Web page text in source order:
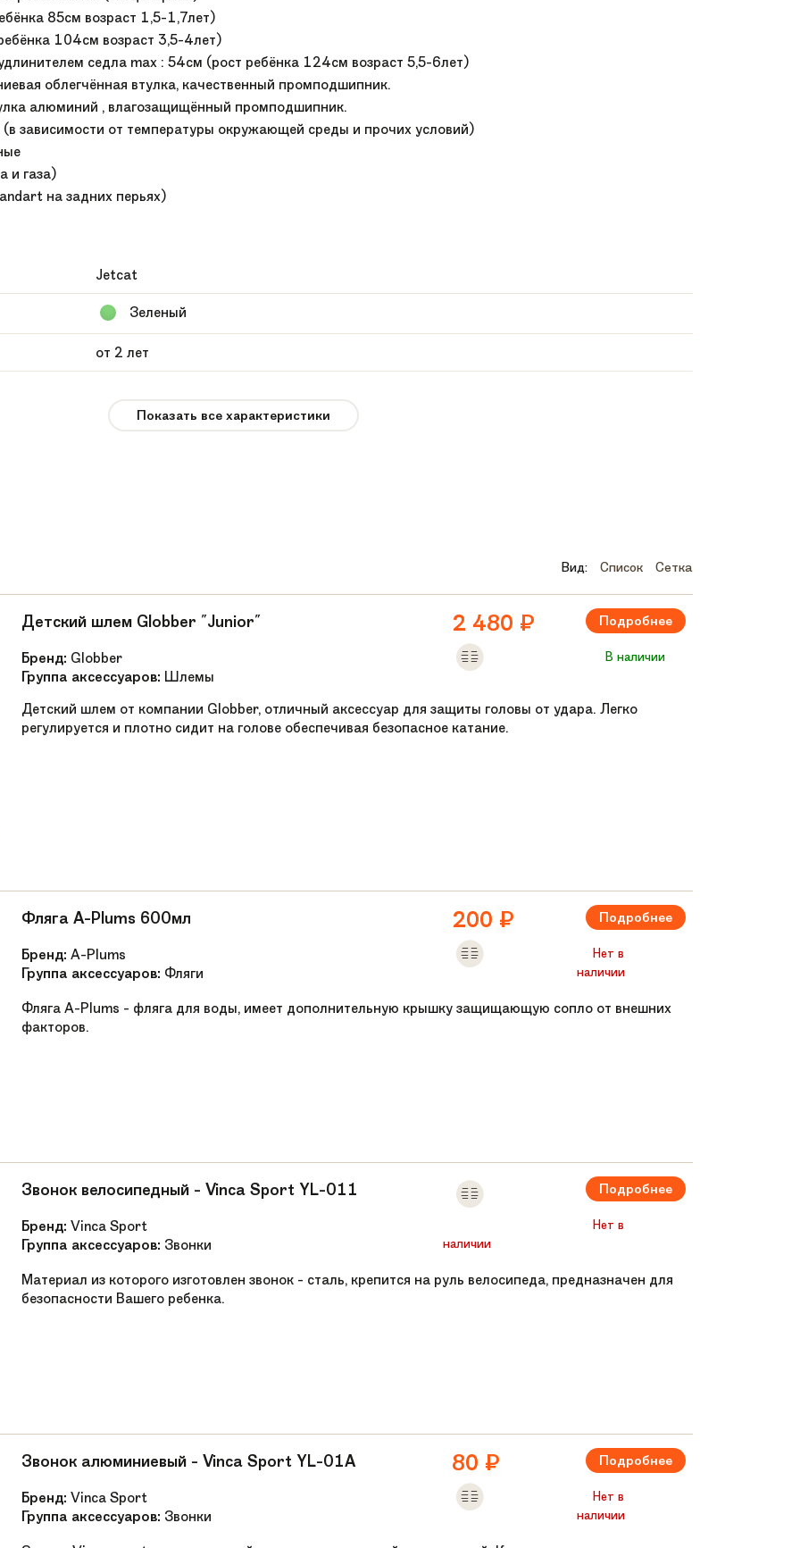
85см возраст 1,5-1,7лет)
104см возраст 3,5-4лет)
седла max : 54см (рост ребёнка 124см возраст 5,5-6лет)
облегчённая втулка, качественный промподшипник.
алюминий , влагозащищённый промподшипник.
(в зависимости от температуры окружающей среды и прочих условий)
и газа)
на задних перьях)
Jetcat
Зеленый
от 2 лет
12" SPORT SL AIR PRO
Y-образный с выносом
до 35 кг
Накладка подножка,защита на руль
Алюминий
от 47,5 до 51,5 см
от 85 см
Показать все характеристики
Вид: Список Сетка
Детский шлем Globber "Junior"
Бренд: Globber
Группа аксессуаров: Шлемы
2 480 ₽ Подробнее
В наличии
Детский шлем от компании Globber, отличный аксессуар для защиты головы от удара. Легко
регулируется и плотно сидит на голове обеспечивая безопасное катание.
Фляга A-Plums 600мл
Бренд: A-Plums
Группа аксессуаров: Фляги
200 ₽ Подробнее
Нет в
наличии
Фляга A-Plums - фляга для воды, имеет дополнительную крышку защищающую сопло от внешних
факторов.
Звонок велосипедный - Vinca Sport YL-011
Бренд: Vinca Sport
Группа аксессуаров: Звонки
Подробнее
Нет в
наличии
Материал из которого изготовлен звонок - сталь, крепится на руль велосипеда, предназначен для
безопасности Вашего ребенка.
Звонок алюминиевый - Vinca Sport YL-01A
Бренд: Vinca Sport
Группа аксессуаров: Звонки
80 ₽ Подробнее
Нет в
наличии